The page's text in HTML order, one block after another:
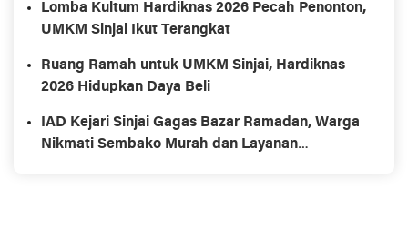
Lomba Kultum Hardiknas 2026 Pecah Penonton,
UMKM Sinjai Ikut Terangkat
Ruang Ramah untuk UMKM Sinjai, Hardiknas
2026 Hidupkan Daya Beli
IAD Kejari Sinjai Gagas Bazar Ramadan, Warga
Nikmati Sembako Murah dan Layanan